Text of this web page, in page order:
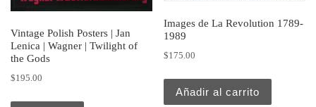
Vintage Polish Posters | Jan
Lenica | Wagner | Twilight of
the Gods
$195.00
Images de La Revolution 1789-
1989
$175.00
Añadir al carrito